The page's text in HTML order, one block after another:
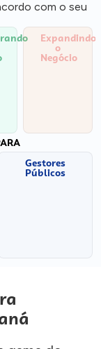
com o seu
Expandindo
o
Negócio
Gestores
Públicos